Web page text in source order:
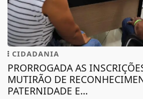
CIDADANIA
PRORROGADA AS
MUTIRÃO DE
PATERNIDADE E...